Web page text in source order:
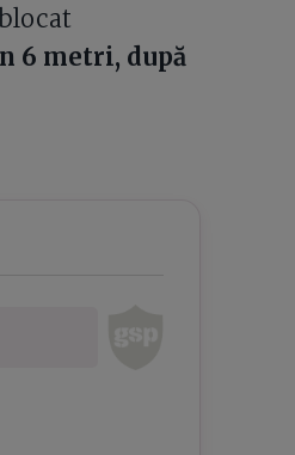
6 metri, după